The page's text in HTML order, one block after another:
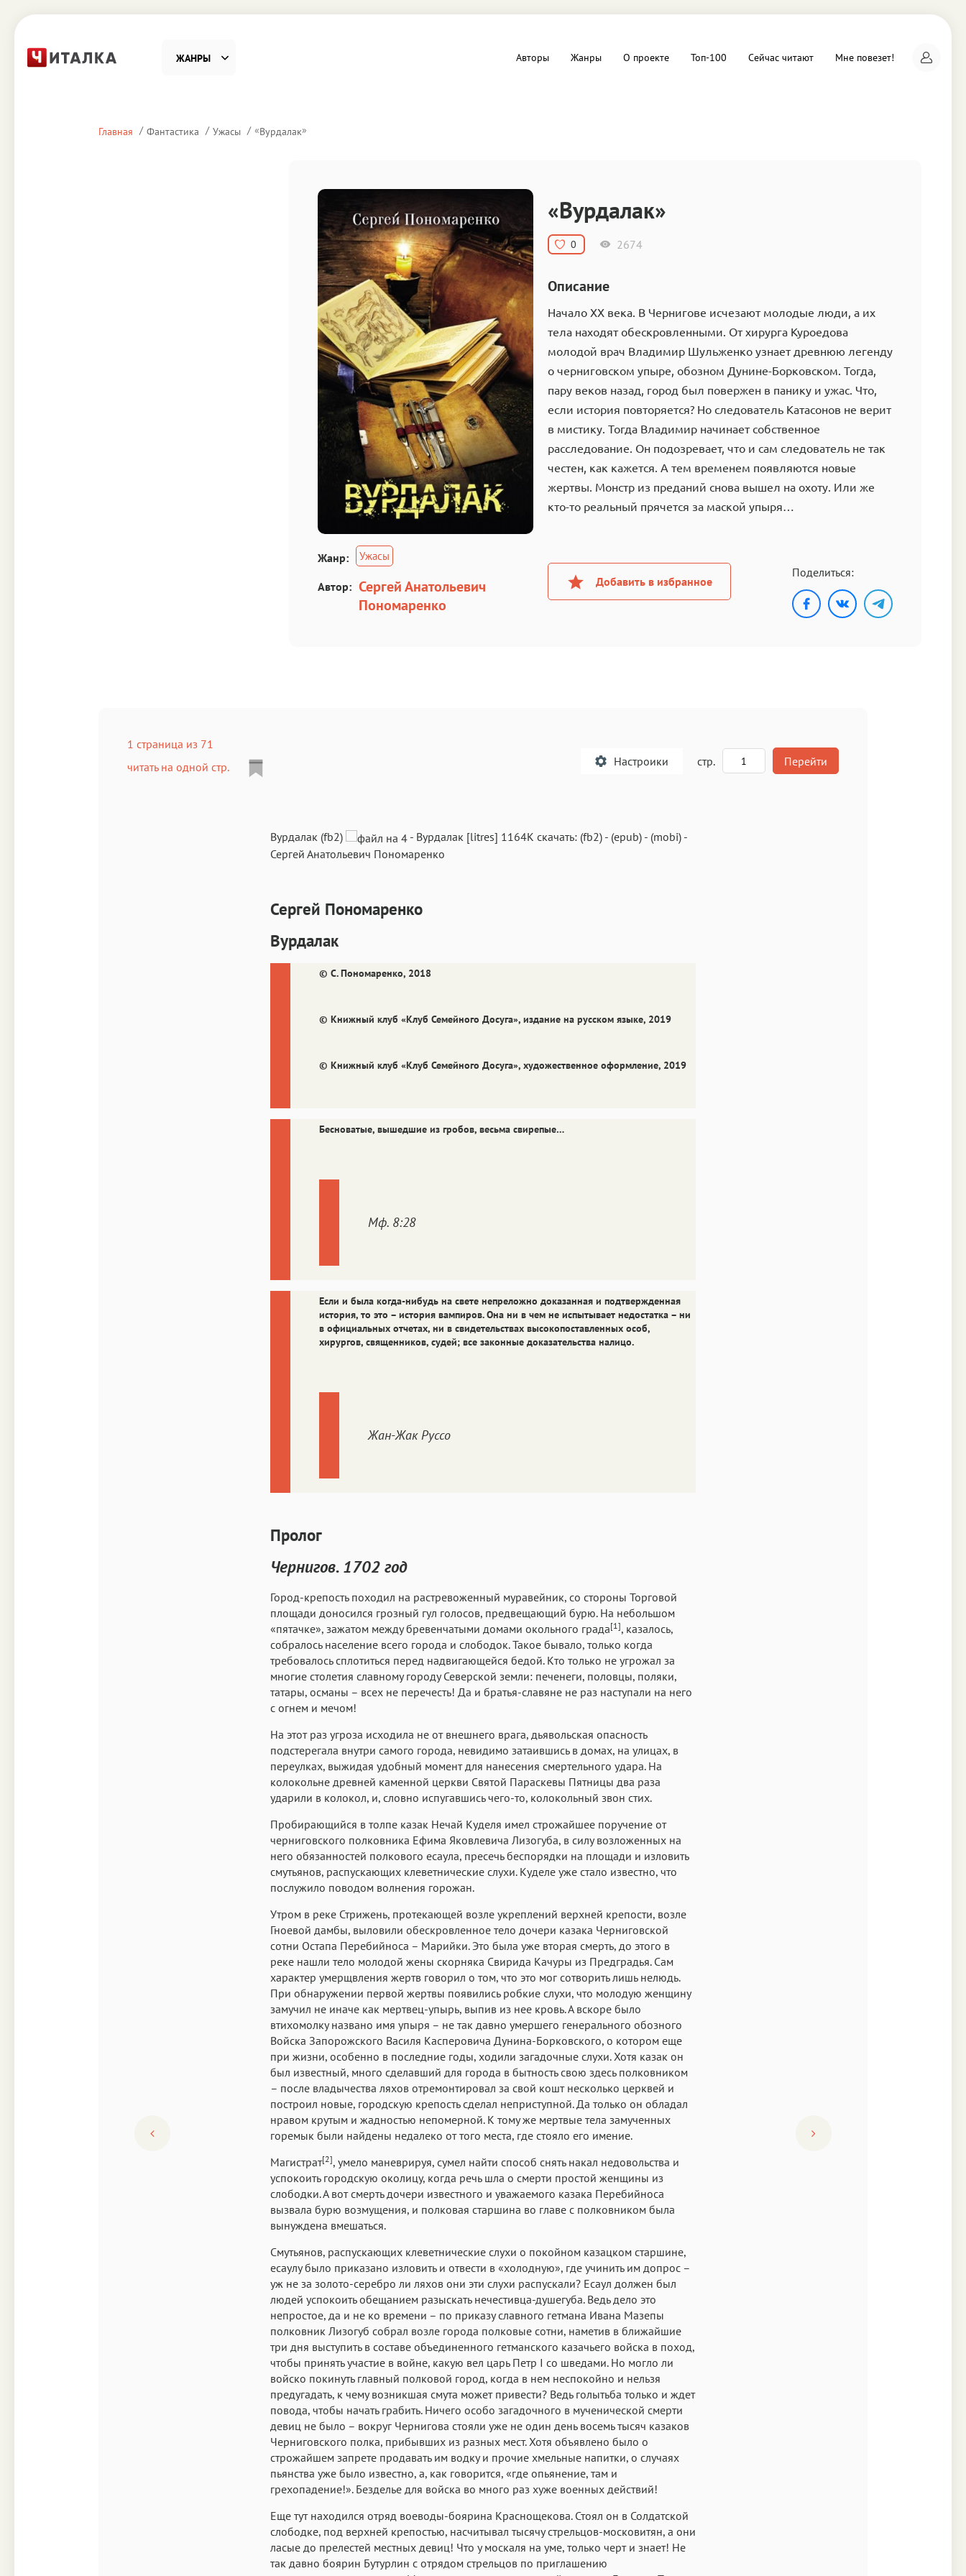
ЖАНРЫ
Драматургия
Домоводство Компьютеры и Интернет
Старинное Фольклор
Прочее
Авторы Жанры О проекте Топ-100 Сейчас читают Мне повезет!
Главная Фантастика Ужасы «Вурдалак»
Жанр: Ужасы
Автор: Сергей Анатольевич
Пономаренко
«Вурдалак»
0 2674
Описание
Начало ХХ века. В Чернигове исчезают молодые люди, а их
тела находят обескровленными. От хирурга Куроедова
молодой врач Владимир Шульженко узнает древнюю легенду
о черниговском упыре, обозном Дунине-Борковском. Тогда,
пару веков назад, город был повержен в панику и ужас. Что,
если история повторяется? Но следователь Катасонов не верит
в мистику. Тогда Владимир начинает собственное
расследование. Он подозревает, что и сам следователь не так
честен, как кажется. А тем временем появляются новые
жертвы. Монстр из преданий снова вышел на охоту. Или же
кто-то реальный прячется за маской упыря…
Добавить в избранное
Поделиться:
1 страница из 71
читать на одной стр.
Настроики
Аа
Аа Аа Аа Аа
Аа Аа Аа Аа
Courier Courier New
стр. Перейти
Вурдалак (fb2) - Вурдалак [litres] 1164K скачать: (fb2) - (epub) - (mobi) -
Сергей Анатольевич Пономаренко
Сергей Пономаренко
Вурдалак
© С. Пономаренко, 2018
© Книжный клуб «Клуб Семейного Досуга», издание на русском языке, 2019
© Книжный клуб «Клуб Семейного Досуга», художественное оформление, 2019
Бесноватые, вышедшие из гробов, весьма свирепые…
Мф. 8:28
Если и была когда-нибудь на свете непреложно доказанная и подтвержденная
история, то это – история вампиров. Она ни в чем не испытывает недостатка – ни
в официальных отчетах, ни в свидетельствах высокопоставленных особ,
хирургов, священников, судей; все законные доказательства налицо.
Жан-Жак Руссо
Пролог
Чернигов. 1702 год
Город-крепость походил на растревоженный муравейник, со стороны Торговой
площади доносился грозный гул голосов, предвещающий бурю. На небольшом
«пятачке», зажатом между бревенчатыми домами окольного града[1], казалось,
собралось население всего города и слободок. Такое бывало, только когда
требовалось сплотиться перед надвигающейся бедой. Кто только не угрожал за
многие столетия славному городу Северской земли: печенеги, половцы, поляки,
татары, османы – всех не перечесть! Да и братья-славяне не раз наступали на него
с огнем и мечом!
На этот раз угроза исходила не от внешнего врага, дьявольская опасность
подстерегала внутри самого города, невидимо затаившись в домах, на улицах, в
переулках, выжидая удобный момент для нанесения смертельного удара. На
колокольне древней каменной церкви Святой Параскевы Пятницы два раза
ударили в колокол, и, словно испугавшись чего-то, колокольный звон стих.
Пробирающийся в толпе казак Нечай Куделя имел строжайшее поручение от
черниговского полковника Ефима Яковлевича Лизогуба, в силу возложенных на
него обязанностей полкового есаула, пресечь беспорядки на площади и изловить
смутьянов, распускающих клеветнические слухи. Куделе уже стало известно, что
послужило поводом волнения горожан.
Утром в реке Стрижень, протекающей возле укреплений верхней крепости, возле
Гноевой дамбы, выловили обескровленное тело дочери казака Черниговской
сотни Остапа Перебийноса – Марийки. Это была уже вторая смерть, до этого в
реке нашли тело молодой жены скорняка Свирида Качуры из Предградья. Сам
характер умерщвления жертв говорил о том, что это мог сотворить лишь нелюдь.
При обнаружении первой жертвы появились робкие слухи, что молодую женщину
замучил не иначе как мертвец-упырь, выпив из нее кровь. А вскоре было
втихомолку названо имя упыря – не так давно умершего генерального обозного
Войска Запорожского Василя Касперовича Дунина-Борковского, о котором еще
при жизни, особенно в последние годы, ходили загадочные слухи. Хотя казак он
был известный, много сделавший для города в бытность свою здесь полковником
– после владычества ляхов отремонтировал за свой кошт несколько церквей и
построил новые, городскую крепость сделал неприступной. Да только он обладал
нравом крутым и жадностью непомерной. К тому же мертвые тела замученных
горемык были найдены недалеко от того места, где стояло его имение.
Магистрат[2], умело маневрируя, сумел найти способ снять накал недовольства и
успокоить городскую околицу, когда речь шла о смерти простой женщины из
слободки. А вот смерть дочери известного и уважаемого казака Перебийноса
вызвала бурю возмущения, и полковая старшина во главе с полковником была
вынуждена вмешаться.
Смутьянов, распускающих клеветнические слухи о покойном казацком старшине,
есаулу было приказано изловить и отвести в «холодную», где учинить им допрос –
уж не за золото-серебро ли ляхов они эти слухи распускали? Есаул должен был
людей успокоить обещанием разыскать нечестивца-душегуба. Ведь дело это
непростое, да и не ко времени – по приказу славного гетмана Ивана Мазепы
полковник Лизогуб собрал возле города полковые сотни, наметив в ближайшие
три дня выступить в составе объединенного гетманского казачьего войска в поход,
чтобы принять участие в войне, какую вел царь Петр I со шведами. Но могло ли
войско покинуть главный полковой город, когда в нем неспокойно и нельзя
предугадать, к чему возникшая смута может привести? Ведь голытьба только и ждет
повода, чтобы начать грабить. Ничего особо загадочного в мученической смерти
девиц не было – вокруг Чернигова стояли уже не один день восемь тысяч казаков
Черниговского полка, прибывших из разных мест. Хотя объявлено было о
строжайшем запрете продавать им водку и прочие хмельные напитки, о случаях
пьянства уже было известно, а, как говорится, «где опьянение, там и
грехопадение!». Безделье для войска во много раз хуже военных действий!
Еще тут находился отряд воеводы-боярина Краснощекова. Стоял он в Солдатской
слободке, под верхней крепостью, насчитывал тысячу стрельцов-московитян, а они
ласые до прелестей местных девиц! Что у москаля на уме, только черт и знает! Не
так давно боярин Бутурлин с отрядом стрельцов по приглашению